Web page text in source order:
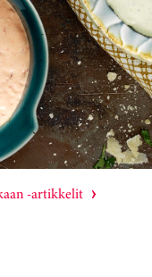
-artikkelit